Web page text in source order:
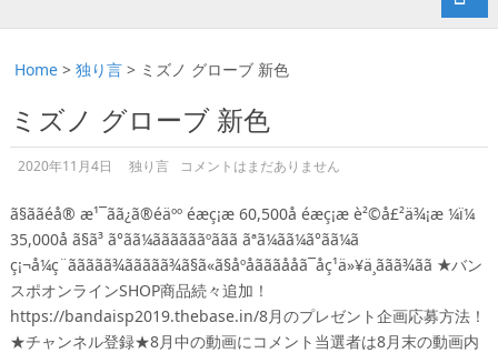
Home> 独り言> ミズノ グローブ 新色
ミズノ グローブ 新色
2020年11月4日 独り言 コメントはまだありません
ã§ããéå® æ¹¯ãã¿ã®éäºº éæç¡æ 60,500å éæç¡æ è²©å£²ä¾¡æ ¼ï¼
35,000å ã§ã³ ã°ã­ã¼ããããããºããã­ ãªã¼ãã¼ã°ã­ã¼ã
ç¡¬å¼ç¨ããããã¾ããããã¾ã§ã«ã§åºåãããååã¯åç¹ä»¥ä¸ããã¾ãã ★バン
スポオンラインSHOP商品続々追加！
https://bandaisp2019.thebase.in/8月のプレゼント企画応募方法！
★チャンネル登録★8月中の動画にコメント当選者は8月末の動画内